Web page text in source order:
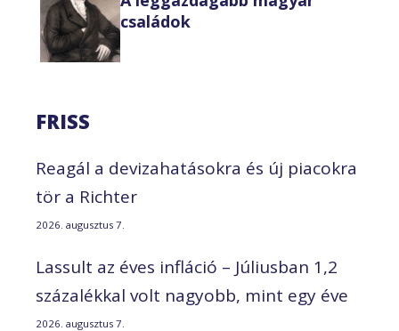
családok
FRISS
Reagál a devizahatásokra és új piacokra
tör a Richter
2026. augusztus 7.
Lassult az éves infláció – Júliusban 1,2
százalékkal volt nagyobb, mint egy éve
2026. augusztus 7.